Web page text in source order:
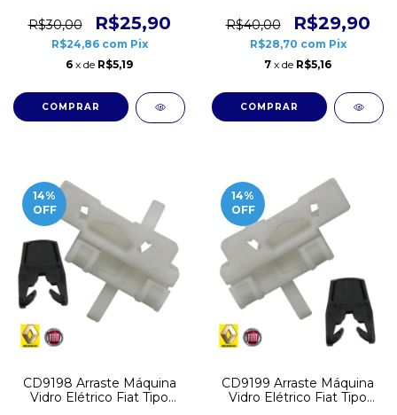
Esquerdo
R$30,00 R$25,90
R$24,86 com Pix
6 x de R$5,19
R$40,00
R$29,90
R$28,70 com Pix
7 x de R$5,16
14%
OFF
CD9198 Arraste Máquina
Vidro Elétrico Fiat Tipo
14%
OFF
CD9199 Arraste Máquina
Vidro Elétrico Fiat Tipo